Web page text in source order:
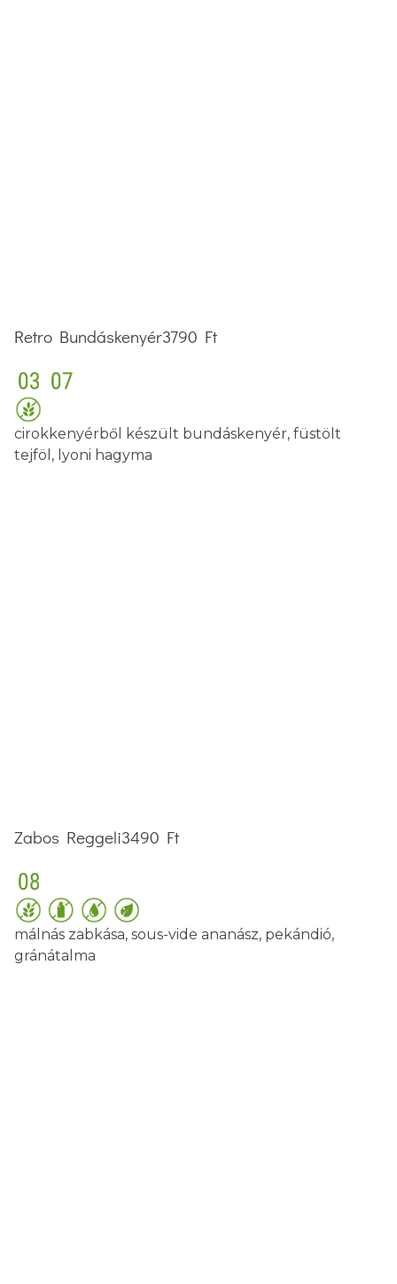
Retro Bundáskenyér3790 Ft
cirokkenyérből készült bundáskenyér, füstölt
tejföl, lyoni hagyma
Zabos Reggeli3490 Ft
málnás zabkása, sous-vide ananász, pekándió,
gránátalma